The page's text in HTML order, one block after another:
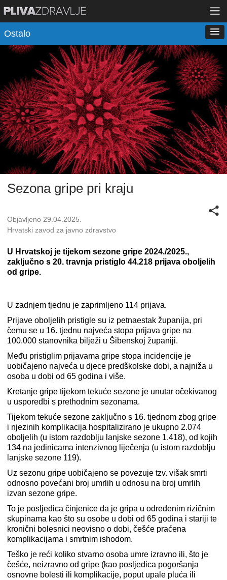
Ostalo
Sezona gripe pri kraju
Objavljeno 29.04.2025.
Hrvatski zavod za javno zdravstvo
U Hrvatskoj je tijekom sezone gripe 2024./2025.,
zaključno s 20. travnja pristiglo 44.218 prijava oboljelih
od gripe.
U zadnjem tjednu je zaprimljeno 114 prijava.
Prijave oboljelih pristigle su iz petnaestak županija, pri
čemu se u 16. tjednu najveća stopa prijava gripe na
100.000 stanovnika bilježi u Šibenskoj županiji.
Među pristiglim prijavama gripe stopa incidencije je
uobičajeno najveća u djece predškolske dobi, a najniža u
osoba u dobi od 65 godina i više.
Kretanje gripe tijekom tekuće sezone je unutar očekivanog
u usporedbi s prethodnim sezonama.
Tijekom tekuće sezone zaključno s 16. tjednom zbog gripe
i njezinih komplikacija hospitalizirano je ukupno 2.074
oboljelih (u istom razdoblju lanjske sezone 1.418), od kojih
134 na jedinicama intenzivnog liječenja (u istom razdoblju
lanjske sezone 119).
Uz sezonu gripe uobičajeno se povezuje tzv. višak smrti
odnosno povećani broj umrlih u odnosu na broj umrlih
izvan sezone gripe.
To je posljedica činjenice da je gripa u određenim rizičnim
skupinama kao što su osobe u dobi od 65 godina i stariji te
kronični bolesnici neovisno o dobi, češće praćena
komplikacijama i smrtnim ishodom.
Teško je reći koliko stvarno osoba umre izravno ili, što je
češće, neizravno od gripe (kao posljedica pogoršanja
osnovne bolesti ili komplikacije, poput upale pluća ili